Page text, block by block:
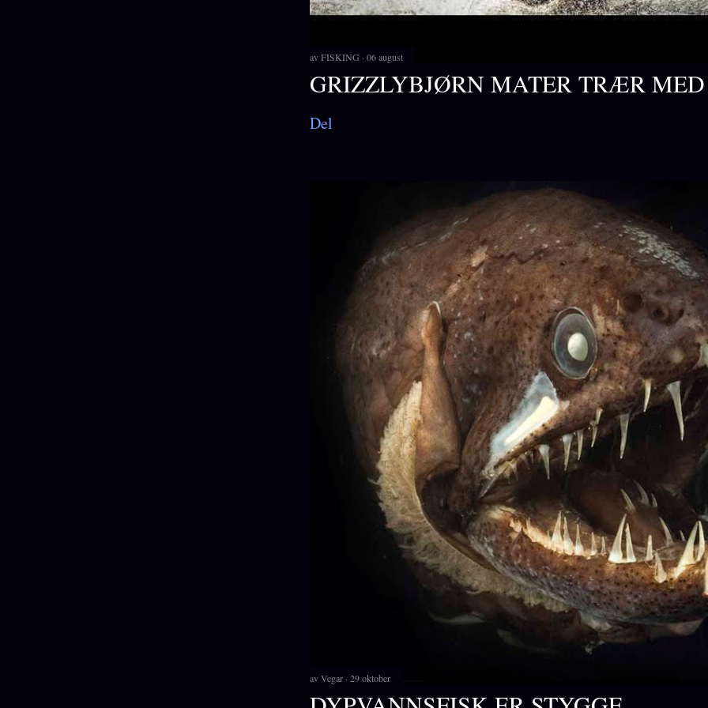
avFISKING 06 august
GRIZZLYBJØRN MATER TRÆR
Del
avVegar 29 oktober